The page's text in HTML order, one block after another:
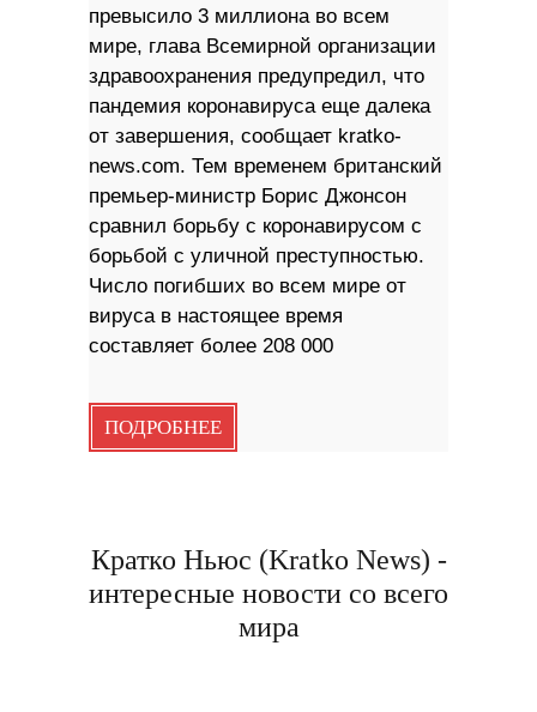
превысило 3 миллиона во всем
мире, глава Всемирной организации
здравоохранения предупредил, что
пандемия коронавируса еще далека
от завершения, сообщает kratko-
news.com. Тем временем британский
премьер-министр Борис Джонсон
сравнил борьбу с коронавирусом с
борьбой c уличной преступностью.
Число погибших во всем мире от
вируса в настоящее время
составляет более 208 000
ПОДРОБНЕЕ
Кратко Ньюс (Kratko News) -
интересные новости со всего
мира